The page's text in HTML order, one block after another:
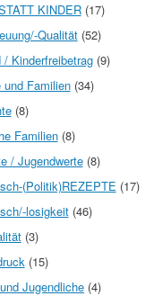
KINDER(17)
Qualität(52)
/ Kinderfreibetrag(9)
und Familien(34)
(8)
Familien(8)
/ Jugendwerte(8)
(Politik)REZEPTE (17)
losigkeit(46)
(3)
(15)
Jugendliche (4)